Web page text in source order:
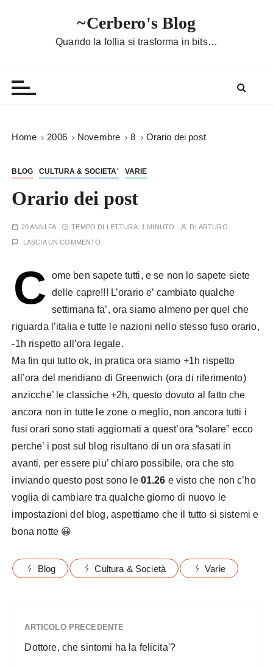
~Cerbero's Blog
Quando la follia si trasforma in bits…
Home 2006 Novembre 8 Orario dei post
BLOG CULTURA & SOCIETA' VARIE
Orario dei post
20 ANNI FA TEMPO DI LETTURA: 1 MINUTO DI ARTURO
LASCIA UN COMMENTO
C
ome ben sapete tutti, e se non lo sapete siete
delle capre!!! L’orario e’ cambiato qualche
settimana fa’, ora siamo almeno per quel che
riguarda l’italia e tutte le nazioni nello stesso fuso orario,
-1h rispetto all’ora legale.
Ma fin qui tutto ok, in pratica ora siamo +1h rispetto
all’ora del meridiano di Greenwich (ora di riferimento)
anzicche’ le classiche +2h, questo dovuto al fatto che
ancora non in tutte le zone o meglio, non ancora tutti i
fusi orari sono stati aggiornati a quest’ora “solare” ecco
perche’ i post sul blog risultano di un ora sfasati in
avanti, per essere piu’ chiaro possibile, ora che sto
inviando questo post sono le 01.26 e visto che non c’ho
voglia di cambiare tra qualche giorno di nuovo le
impostazioni del blog, aspettiamo che il tutto si sistemi e
bona notte 😀
Blog Cultura & Società Varie
ARTICOLO PRECEDENTE
Dottore, che sintomi ha la felicita'?